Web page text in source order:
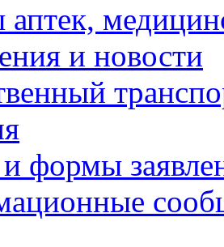
и новости
формы